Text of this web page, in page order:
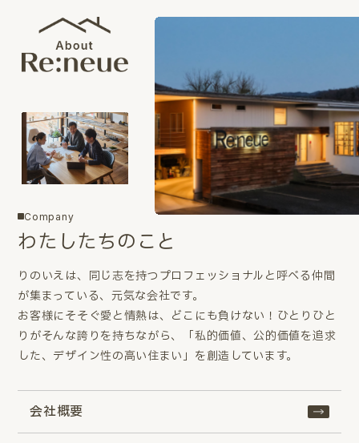
Company
わたしたちのこと
りのいえは、同じ志を持つプロフェッショナルと呼べる仲間
が集まっている、元気な会社です。
お客様にそそぐ愛と情熱は、どこにも負けない！ひとりひと
りがそんな誇りを持ちながら、「私的価値、公的価値を追求
した、デザイン性の高い住まい」を創造しています。
会社概要